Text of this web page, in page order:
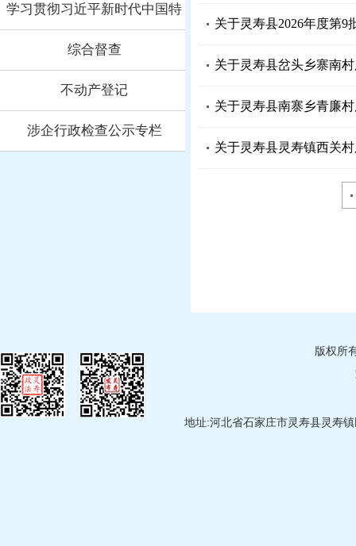
栏
学习贯彻习近平新时代中国特
色社会主义思想...
综合督查
不动产登记
涉企行政检查公示专栏
关于灵寿县2026年度第
关于灵寿县岔头乡寨南
关于灵寿县南寨乡青廉
关于灵寿县灵寿镇西关